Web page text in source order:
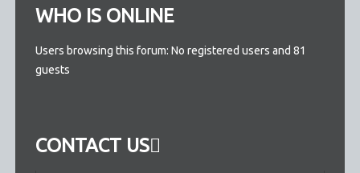
WHO IS ONLINE
Users browsing this forum: No registered users and 81
guests
CONTACT US